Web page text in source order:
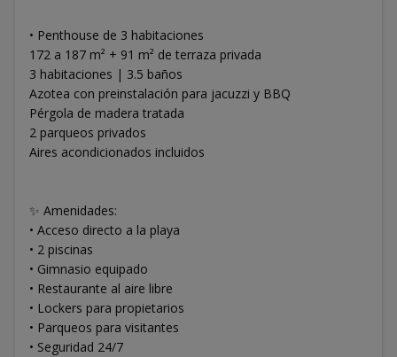
• Penthouse de 3 habitaciones
172 a 187 m² + 91 m² de terraza privada
3 habitaciones | 3.5 baños
Azotea con preinstalación para jacuzzi y BBQ
Pérgola de madera tratada
2 parqueos privados
Aires acondicionados incluidos
✨ Amenidades:
• Acceso directo a la playa
• 2 piscinas
• Gimnasio equipado
• Restaurante al aire libre
• Lockers para propietarios
• Parqueos para visitantes
• Seguridad 24/7